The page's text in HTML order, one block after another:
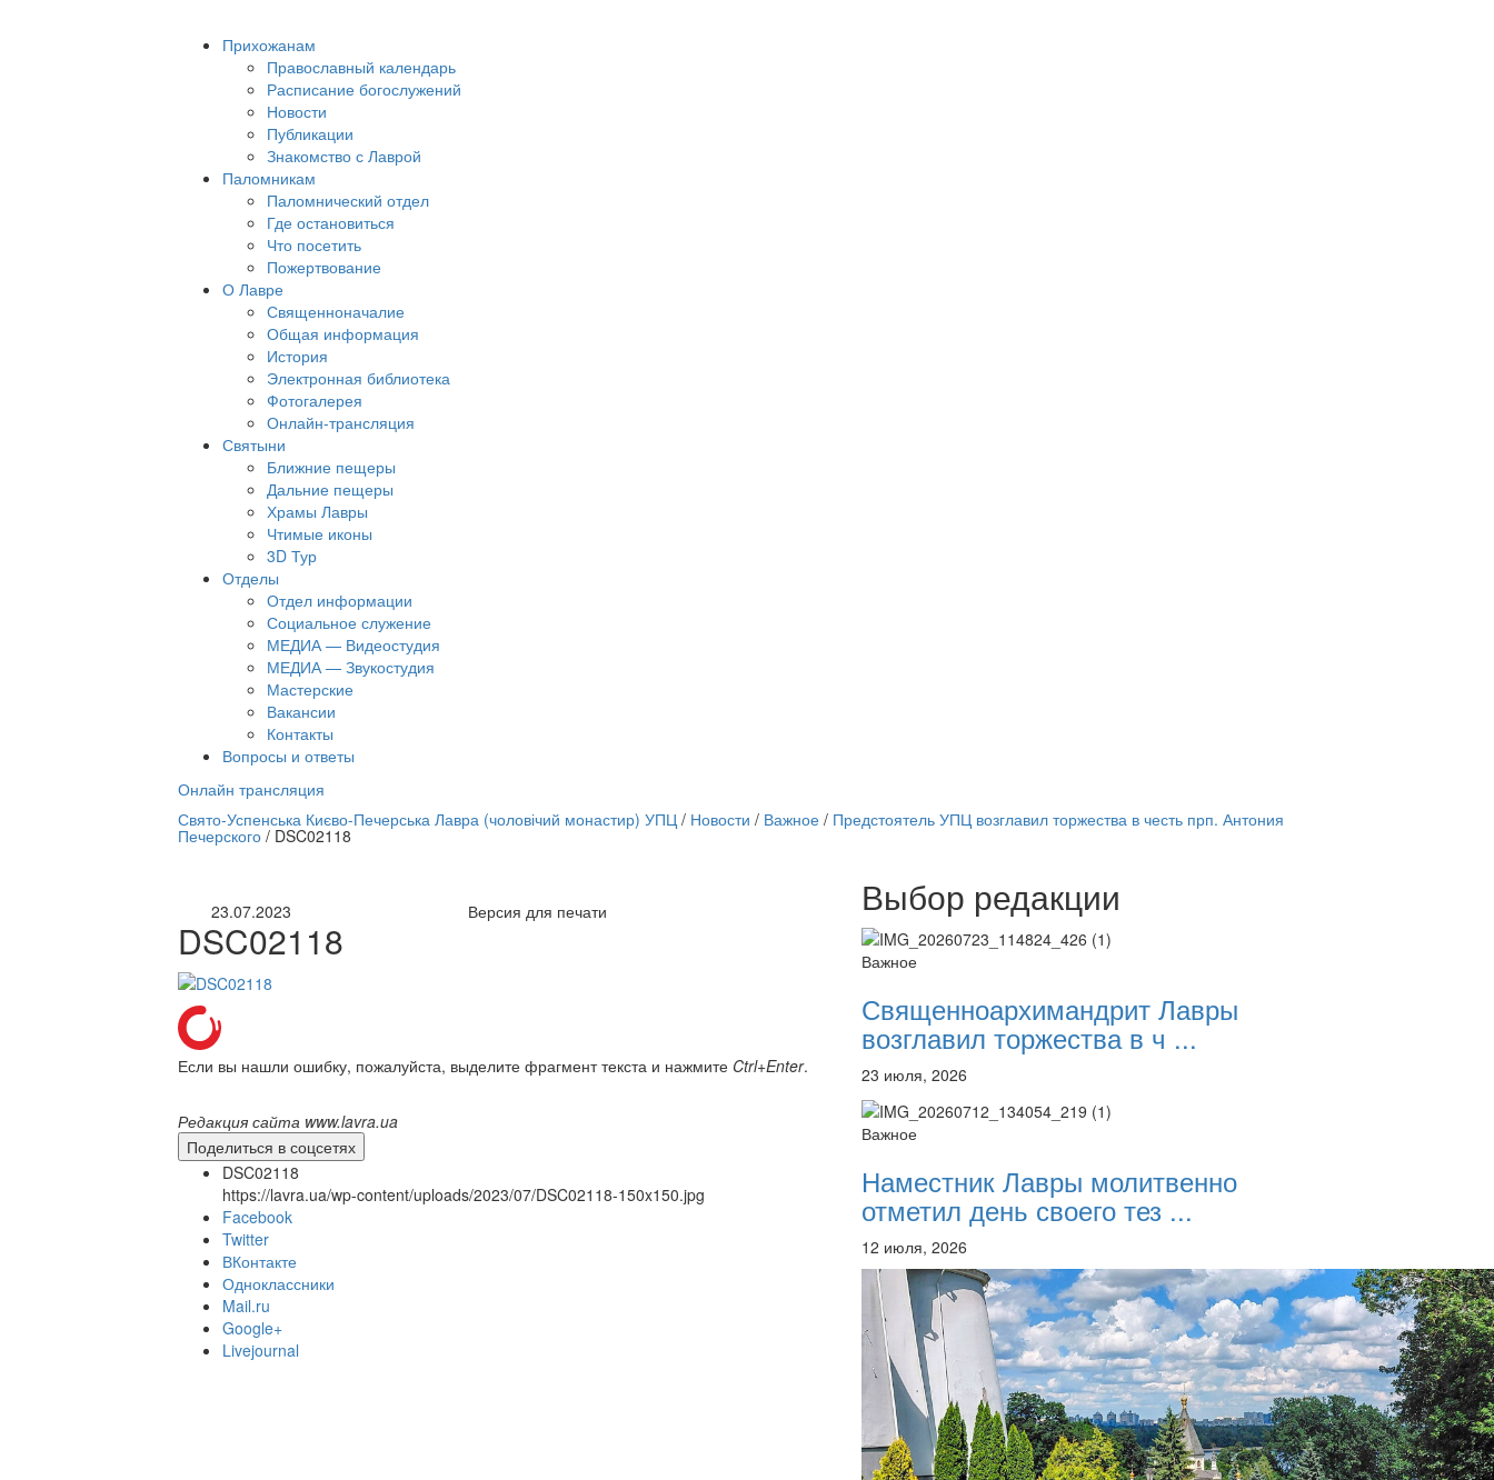
Прихожанам
Православный календарь
Расписание богослужений
Новости
Публикации
Знакомство с Лаврой
Паломникам
Паломнический отдел
Где остановиться
Что посетить
Пожертвование
О Лавре
Священноначалие
Общая информация
История
Электронная библиотека
Фотогалерея
Онлайн-трансляция
Святыни
Ближние пещеры
Дальние пещеры
Храмы Лавры
Чтимые иконы
3D Тур
Отделы
Отдел информации
Социальное служение
МЕДИА — Видеостудия
МЕДИА — Звукостудия
Мастерские
Вакансии
Контакты
Вопросы и ответы
Онлайн трансляция
12 сентября
Онлайн трансляции
12 сентября 2015
12 сентября 2015Название трансляции
12 сентября 2015
12 сентября 2015Название трансляции
12 сентября 2015Название трансляции
Название трансляции
12 сентября 2015Название трансляции
Перейти к архиву
Свято-Успенська Києво-Печерська Лавра (чоловічий монастир) УПЦ/ Новости / Важное/ Предстоятель УПЦ возглавил торжества в честь прп. Антония
Печерского/ DSC02118
23.07.2023 Версия для печати
DSC02118
Если вы нашли ошибку, пожалуйста, выделите фрагмент текста и нажмите Ctrl+Enter.
Редакция сайта www.lavra.ua
Поделиться в соцсетях
DSC02118
https://lavra.ua/wp-content/uploads/2023/07/DSC02118-150x150.jpg
Facebook
Twitter
ВКонтакте
Одноклассники
Mail.ru
Google+
Livejournal
Выбор редакции
Важное
Священноархимандрит Лавры
возглавил торжества в ч ...
23 июля, 2026
Важное
Наместник Лавры молитвенно
отметил день своего тез ...
12 июля, 2026